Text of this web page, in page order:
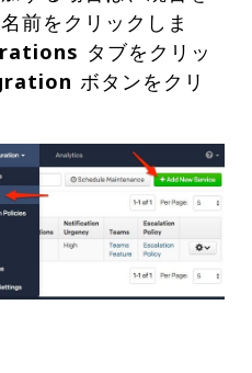
前をクリックしま
タブをクリッ
ボタンをクリ